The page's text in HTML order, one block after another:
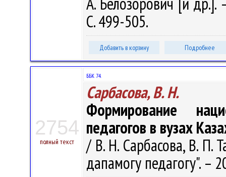
С. 499-505.
Добавить в корзину Подробнее
2754
полный текст
ББК 74.
Сарбасова, В. Н.
Формирование
педагогов в вузах
/ В. Н. Сарбасова, В. П.
дапамогу педагогу". –